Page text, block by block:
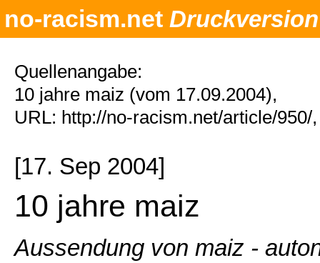
no-racism.net Druckversion
Quellenangabe:
10 jahre maiz (vom 17.09.2004),
URL: http://no-racism.net/article/
[17. Sep 2004]
10 jahre maiz
Aussendung von maiz -